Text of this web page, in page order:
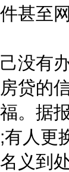
甚至
有办
贷的
。据
人
义到